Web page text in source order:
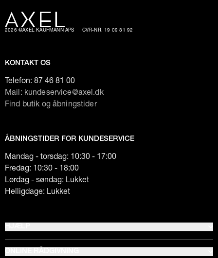
2026 @AXEL KAUFMANN APS CVR-NR. 19 09 81 92
KONTAKT OS
Telefon: 87 46 81 00
Mail: kundeservice@axel.dk
Find butik og åbningstider
ÅBNINGSTIDER FOR KUNDESERVICE
Mandag - torsdag: 10:30 - 17:00
Fredag: 10:30 - 18:00
Lørdag - søndag: Lukket
Helligdage: Lukket